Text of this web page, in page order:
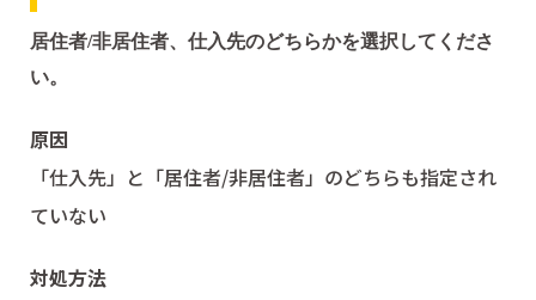
居住者/非居住者、仕入先のどちらかを選択してくださ
い。
原因
「仕入先」と「居住者/非居住者」のどちらも指定され
ていない
対処方法